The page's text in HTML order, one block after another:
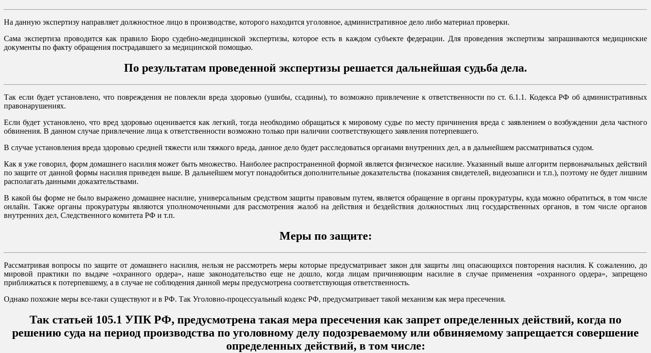
На данную экспертизу направляет должностное лицо в производстве, которого находится уголовное, административное дело либо материал проверки.
Сама экспертиза проводится как правило Бюро судебно-медицинской экспертизы, которое есть в каждом субъекте федерации. Для проведения экспертизы запрашиваются медицинские
документы по факту обращения пострадавшего за медицинской помощью.
По результатам проведенной экспертизы решается дальнейшая судьба дела.
Так если будет установлено, что повреждения не повлекли вреда здоровью (ушибы, ссадины), то возможно привлечение к ответственности по ст. 6.1.1. Кодекса РФ об административных
правонарушениях.
Если будет установлено, что вред здоровью оценивается как легкий, тогда необходимо обращаться к мировому судье по месту причинения вреда с заявлением о возбуждении дела частного
обвинения. В данном случае привлечение лица к ответственности возможно только при наличии соответствующего заявления потерпевшего.
В случае установления вреда здоровью средней тяжести или тяжкого вреда, данное дело будет расследоваться органами внутренних дел, а в дальнейшем рассматриваться судом.
Как я уже говорил, форм домашнего насилия может быть множество. Наиболее распространенной формой является физическое насилие. Указанный выше алгоритм первоначальных действий
по защите от данной формы насилия приведен выше. В дальнейшем могут понадобиться дополнительные доказательства (показания свидетелей, видеозаписи и т.п.), поэтому не будет лишним
располагать данными доказательствами.
В какой бы форме не было выражено домашнее насилие, универсальным средством защиты правовым путем, является обращение в органы прокуратуры, куда можно обратиться, в том числе
онлайн. Также органы прокуратуры являются уполномоченными для рассмотрения жалоб на действия и бездействия должностных лиц государственных органов, в том числе органов
внутренних дел, Следственного комитета РФ и т.п.
Меры по защите:
Рассматривая вопросы по защите от домашнего насилия, нельзя не рассмотреть меры которые предусматривает закон для защиты лиц опасающихся повторения насилия. К сожалению, до
мировой практики по выдаче «охранного ордера», наше законодательство еще не дошло, когда лицам причиняющим насилие в случае применения «охранного ордера», запрещено
приближаться к потерпевшему, а в случае не соблюдения данной меры предусмотрена соответствующая ответственность.
Однако похожие меры все-таки существуют и в РФ. Так Уголовно-процессуальный кодекс РФ, предусматривает такой механизм как мера пресечения.
Так статьей 105.1 УПК РФ, предусмотрена такая мера пресечения как запрет определенных действий, когда по
решению суда на период производства по уголовному делу подозреваемому или обвиняемому запрещается совершение
определенных действий, в том числе: